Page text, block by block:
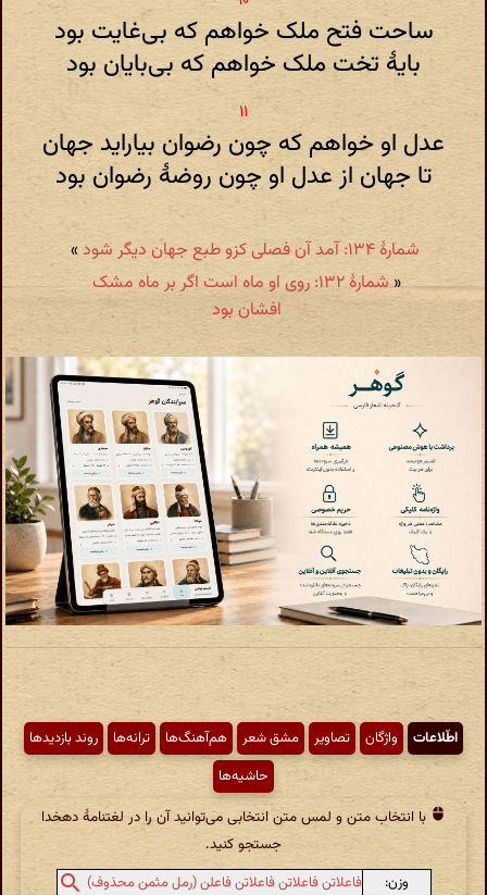
ساحت فتح ملک خواهم که بی‌غایت بود
بایهٔ تخت ملک خواهم که بی‌بایان بود
عدل او خواهم که چون رضوان بیاراید جهان
تا جهان از عدل او چون روضهٔ رضوان بود
شمارهٔ ۱۳۴: آمد آن فصلی ‌کزو طبع جهان دیگر شود
»
«
شمارهٔ ۱۳۲: روی او ماه است اگر بر ماه مشک
افشان بود
اطّلاعات واژگان تصاویر مشق شعر هم‌آهنگ‌ها ترانه‌ها
روند بازدیدها
حاشیه‌ها
با انتخاب متن و لمس متن انتخابی می‌توانید آن را در لغتنامهٔ دهخدا
جستجو کنید.
وزن:
فاعلاتن فاعلاتن فاعلاتن فاعلن (رمل مثمن محذوف)